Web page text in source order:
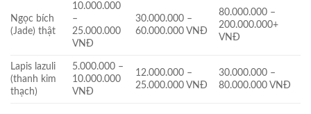
Ngọc bích
(Jade) thật
10.000.000
–
25.000.000
VNĐ
30.000.000 –
60.000.000 VNĐ
80.000.000 –
200.000.000+
VNĐ
Lapis lazuli
(thanh kim
thạch)
5.000.000 –
10.000.000
VNĐ
12.000.000 –
25.000.000 VNĐ
30.000.000 –
80.000.000 VNĐ